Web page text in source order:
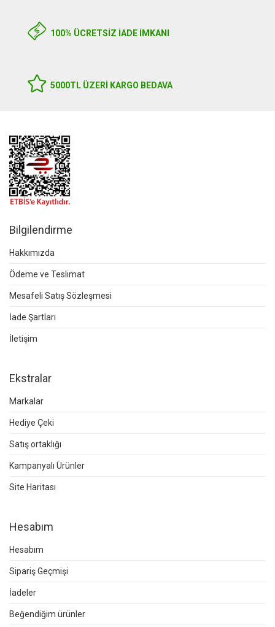
100% ÜCRETSİZ İADE İMKANI
5000TL ÜZERI KARGO BEDAVA
Bilgilendirme
Hakkımızda
Ödeme ve Teslimat
Mesafeli Satış Sözleşmesi
İade Şartları
İletişim
Ekstralar
Markalar
Hediye Çeki
Satış ortaklığı
Kampanyalı Ürünler
Site Haritası
Hesabım
Hesabım
Sipariş Geçmişi
İadeler
Beğendiğim ürünler